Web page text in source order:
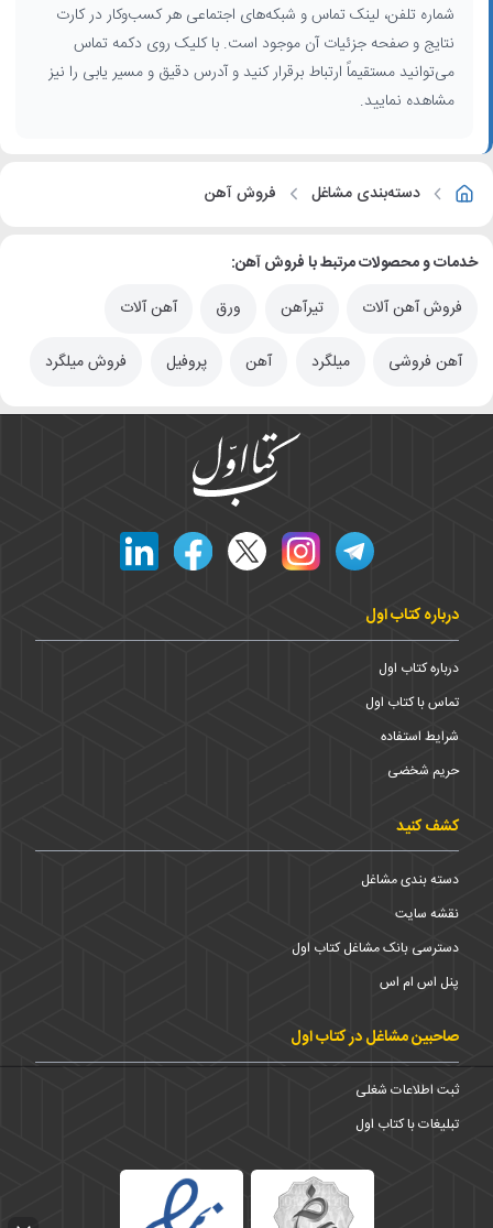
شماره تلفن، لینک تماس و شبکه‌های اجتماعی هر کسب‌وکار در کارت
نتایج و صفحه جزئیات آن موجود است. با کلیک روی دکمه تماس
می‌توانید مستقیماً ارتباط برقرار کنید و آدرس دقیق و مسیر یابی را نیز
مشاهده نمایید.
دسته‌بندی مشاغل فروش آهن
خدمات و محصولات مرتبط با فروش آهن:
فروش آهن آلات
تیرآهن ورق آهن آلات
آهن فروشی میلگرد آهن پروفیل فروش میلگرد
درباره کتاب اول
درباره کتاب اول
تماس با کتاب اول
شرایط استفاده
حریم شخضی
کشف کنید
دسته بندی مشاغل
نقشه سایت
دسترسی بانک مشاغل کتاب اول
پنل اس ام اس
صاحبین مشاغل در کتاب اول
ثبت اطلاعات شغلی
تبلیغات با کتاب اول